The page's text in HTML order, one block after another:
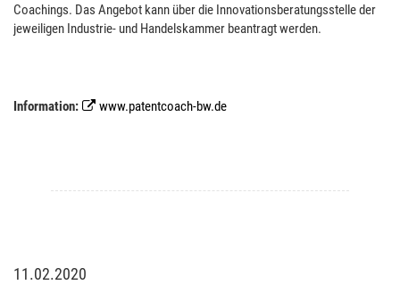
Coachings. Das Angebot kann über die Innovationsberatungsstelle der
jeweiligen Industrie- und Handelskammer beantragt werden.
Information: www.patentcoach-bw.de
11.02.2020